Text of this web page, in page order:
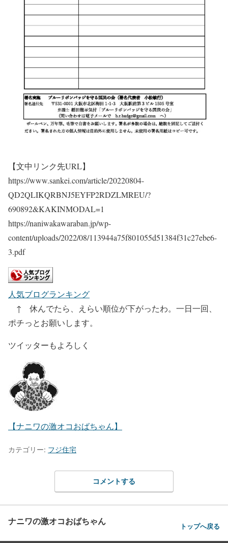
【文中リンク先URL】
https://www.sankei.com/article/20220804-
QD2QLIKQRBNJ5EYFP2RDZLMREU/?
690892&KAKINMODAL=1
https://naniwakawaraban.jp/wp-
content/uploads/2022/08/113944a75f801055d51384f31c27ebe6-
3.pdf
人気ブログランキング
↑ 休んでたら、えらい順位が下がったわ。一日一回、
ポチっとお願いします。
ツイッターもよろしく
【ナニワの激オコおばちゃん】
カテゴリー: フジ住宅
コメントする
ナニワの激オコおばちゃん トップへ戻る